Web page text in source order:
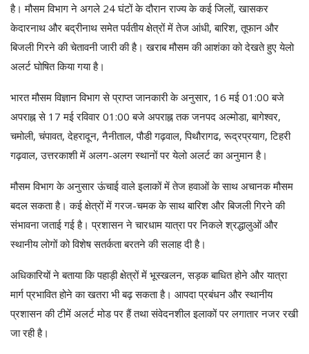
है। मौसम विभाग ने अगले 24 घंटों के दौरान राज्य के कई जिलों, खासकर
केदारनाथ और बद्रीनाथ समेत पर्वतीय क्षेत्रों में तेज आंधी, बारिश, तूफान और
बिजली गिरने की चेतावनी जारी की है। खराब मौसम की आशंका को देखते हुए येलो
अलर्ट घोषित किया गया है।
भारत मौसम विज्ञान विभाग से प्राप्त जानकारी के अनुसार, 16 मई 01:00 बजे
अपराह्न से 17 मई रविवार 01:00 बजे अपराह्न तक जनपद अल्मोडा, बागेश्वर,
चमोली, चंपावत, देहरादून, नैनीताल, पौडी गढ़वाल, पिथौरागढ, रूद्रप्रयाग, टिहरी
गढ़वाल, उत्तरकाशी में अलग-अलग स्थानों पर येलो अलर्ट का अनुमान है।
मौसम विभाग के अनुसार ऊंचाई वाले इलाकों में तेज हवाओं के साथ अचानक मौसम
बदल सकता है। कई क्षेत्रों में गरज-चमक के साथ बारिश और बिजली गिरने की
संभावना जताई गई है। प्रशासन ने चारधाम यात्रा पर निकले श्रद्धालुओं और
स्थानीय लोगों को विशेष सतर्कता बरतने की सलाह दी है।
अधिकारियों ने बताया कि पहाड़ी क्षेत्रों में भूस्खलन, सड़क बाधित होने और यात्रा
मार्ग प्रभावित होने का खतरा भी बढ़ सकता है। आपदा प्रबंधन और स्थानीय
प्रशासन की टीमें अलर्ट मोड पर हैं तथा संवेदनशील इलाकों पर लगातार नजर रखी
जा रही है।